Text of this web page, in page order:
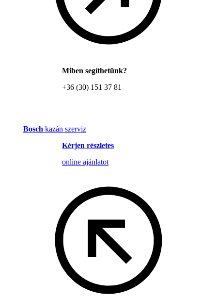
Miben segíthetünk?
+36 (30) 151 37 81
Bosch kazán szerviz
Kérjen részletes
online ajánlatot